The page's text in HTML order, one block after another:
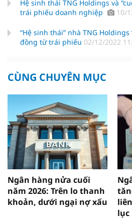
Hệ sinh thái TNG Holdings và
trái phiếu doanh nghiệp
10/
“Hệ sinh thái” nhà TNG
đồng từ trái phiếu 02/12/2022
CÙNG CHUYÊN MỤC
Ngân hàng nửa cuối
năm 2026: Trên lo thanh
khoản, dưới ngại nợ xấu
lục